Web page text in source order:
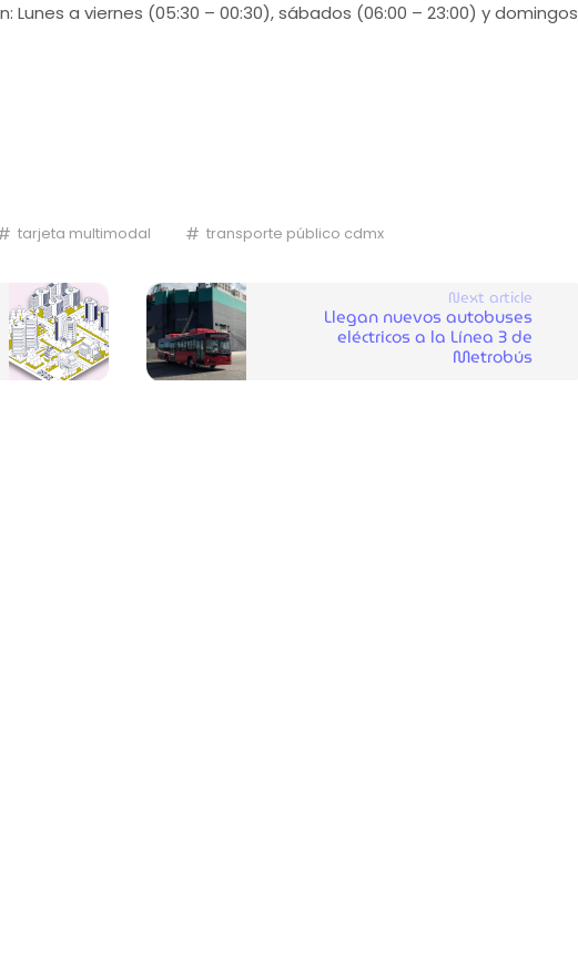
Lunes a viernes (05:30 – 00:30), sábados (06:00 – 23:00) y domingos
tarjeta multimodal transporte público cdmx
Next article
Llegan nuevos autobuses
eléctricos a la Línea 3 de
Metrobús